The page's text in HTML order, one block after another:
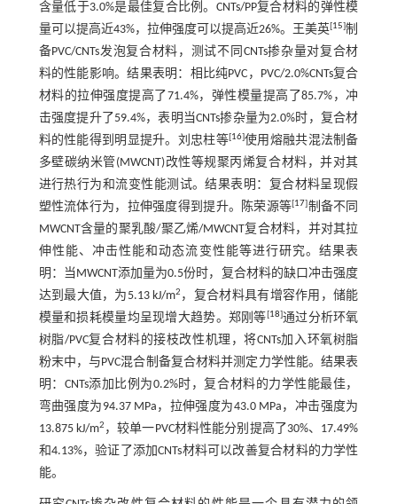
含量低于3.0%是最佳复合比例。CNTs/PP复合材料的弹性模
量可以提高近43%，拉伸强度可以提高近26%。王美英[15]制
备PVC/CNTs发泡复合材料，测试不同CNTs掺杂量对复合材
料的性能影响。结果表明：相比纯PVC，PVC/2.0%CNTs复合
材料的拉伸强度提高了71.4%，弹性模量提高了85.7%，冲
击强度提升了59.4%，表明当CNTs掺杂量为2.0%时，复合材
料的性能得到明显提升。刘忠柱等[16]使用熔融共混法制备
多壁碳纳米管(MWCNT)改性等规聚丙烯复合材料，并对其
进行热行为和流变性能测试。结果表明：复合材料呈现假
塑性流体行为，拉伸强度得到提升。陈荣源等[17]制备不同
MWCNT含量的聚乳酸/聚乙烯/MWCNT复合材料，并对其拉
伸性能、冲击性能和动态流变性能等进行研究。结果表
明：当MWCNT添加量为0.5份时，复合材料的缺口冲击强度
达到最大值，为5.13 kJ/m2 ，复合材料具有增容作用，储能
模量和损耗模量均呈现增大趋势。郑刚等[18]通过分析环氧
树脂/PVC复合材料的接枝改性机理，将CNTs加入环氧树脂
粉末中，与PVC混合制备复合材料并测定力学性能。结果表
明：CNTs添加比例为0.2%时，复合材料的力学性能最佳，
弯曲强度为94.37 MPa，拉伸强度为43.0 MPa，冲击强度为
13.875 kJ/m2 ，较单一PVC材料性能分别提高了30%、17.49%
和4.13%，验证了添加CNTs材料可以改善复合材料的力学性
能。